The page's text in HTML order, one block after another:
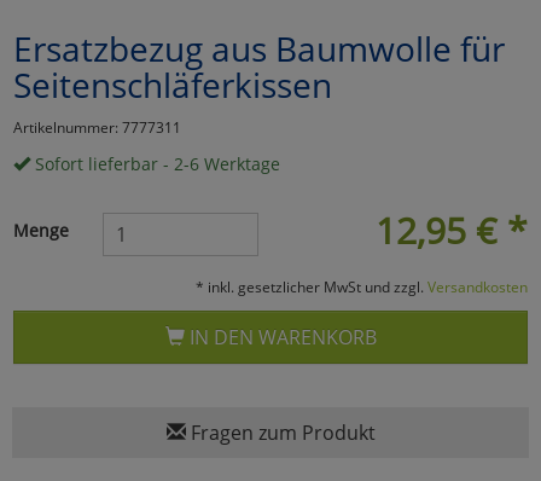
Ersatzbezug aus Baumwolle für
Seitenschläferkissen
Artikelnummer: 7777311
Sofort lieferbar - 2-6 Werktage
12,95 € *
Menge
* inkl. gesetzlicher MwSt und zzgl. Versandkosten
IN DEN WARENKORB
Fragen zum Produkt
Marketing
Cookies
Einstellungen speichern
zurückzu Haupptseite